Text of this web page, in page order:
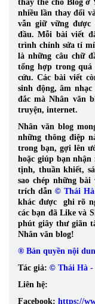
thay thế cho Blog ở
nhiều lần thay đổi
vẫn giữ vững được
đầu. Mỗi bài viết
trình chỉnh sửa tỉ
là những câu chữ
tổng hợp trong
cứu. Các bài viết
sinh động, âm
đắc mà Nhân văn
truyện, internet.
Nhân văn blog
những thông điệp
trong bạn, gợi lên
hoặc giúp bạn
tịnh, thuần khiết,
sao chép những
trích dẫn © Thái
khác được ghi rõ
các bạn đã Like và
phút giây thư giãn
Nhân văn blog!
® Bản quyền nội
Tác giả: © Thái Hà -
Liên hệ:
Facebook: https://